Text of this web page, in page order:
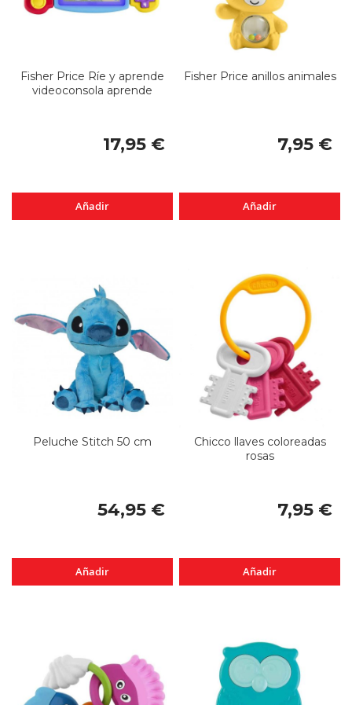
Fisher Price Ríe y aprende
videoconsola aprende
17,95 €
Añadir
Fisher Price anillos animales
7,95 €
Añadir
Peluche Stitch 50 cm
54,95 €
Añadir
Chicco llaves coloreadas
rosas
7,95 €
Añadir